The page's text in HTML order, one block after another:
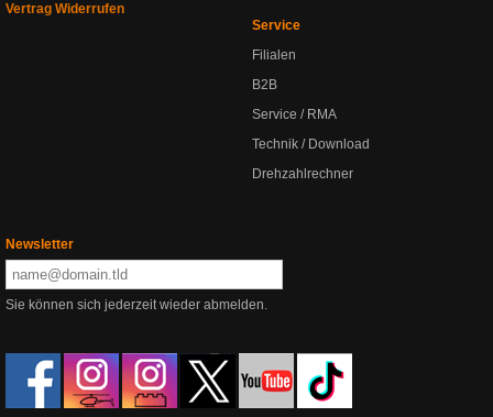
Vertrag Widerrufen
Service
Filialen
B2B
Service / RMA
Technik / Download
Drehzahlrechner
Newsletter
Sie können sich jederzeit wieder abmelden.